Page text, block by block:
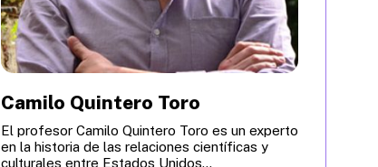
Camilo Quintero Toro
El profesor Camilo Quintero Toro es un experto
en la historia de las relaciones científicas y
culturales entre Estados Unidos...